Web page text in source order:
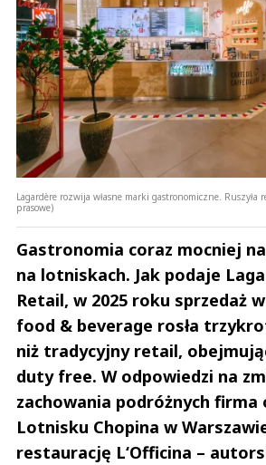
Lagardère rozwija własne marki gastronomiczne. Ruszyła
prasowe)
Gastronomia coraz mocniej
na lotniskach. Jak podaje
Retail, w 2025 roku sprzedaż
food & beverage rosła
niż tradycyjny retail,
duty free. W odpowiedzi na
zachowania podróżnych firma
Lotnisku Chopina w
restaurację L‘Officina –